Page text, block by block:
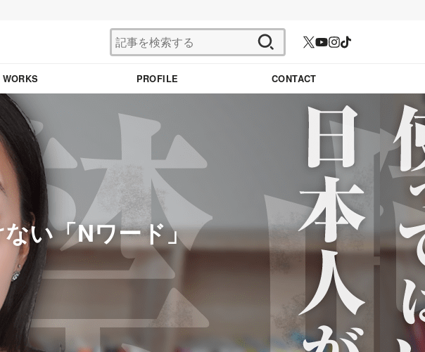
索:
WORKS PROFILE CONTACT
い「Nワード」